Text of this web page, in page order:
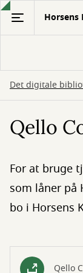
Gå
hovedindhold
Horsens
Det digitale
Qello
For at bruge
som låner på
bo i Horsens
Qello